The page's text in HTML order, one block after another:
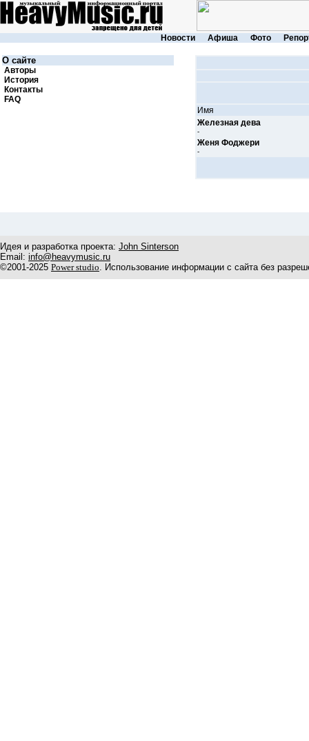
Новости Афиша Фото
О сайте
Авторы
История
Контакты
FAQ
Имя
Железная дева
-
Женя Фоджери
-
Идея и разработка проекта: John Sinterson
Email: info@heavymusic.ru
©2001-2025 Power studio. Использование информации с сайта без